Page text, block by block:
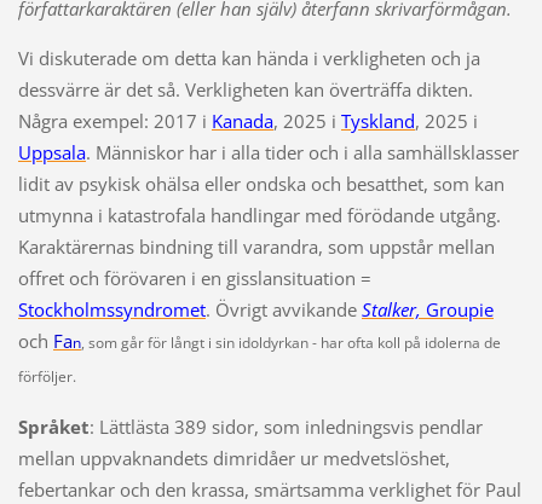
författarkaraktären (eller han själv) återfann skrivarförmågan.
Vi diskuterade om detta kan hända i verkligheten och ja
dessvärre är det så. Verkligheten kan överträffa dikten.
Några exempel: 2017 i Kanada, 2025 i Tyskland, 2025 i
Uppsala. Människor har i alla tider och i alla samhällsklasser
lidit av psykisk ohälsa eller ondska och besatthet, som kan
utmynna i katastrofala handlingar med förödande utgång.
Karaktärernas bindning till varandra, som uppstår mellan
offret och förövaren i en gisslansituation =
Stockholmssyndromet. Övrigt avvikande Stalker, Groupie
och Fan, som går för långt i sin idoldyrkan - har ofta koll på idolerna de
förföljer.
Språket: Lättlästa 389 sidor, som inledningsvis pendlar
mellan uppvaknandets dimridåer ur medvetslöshet,
febertankar och den krassa, smärtsamma verklighet för Paul